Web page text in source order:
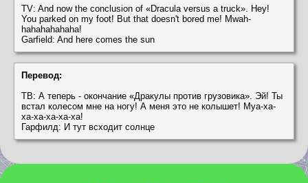
TV: And now the conclusion of «Dracula versus a truck». Hey!
You parked on my foot! But that doesn't bored me! Mwah-
hahahahahaha!
Garfield: And here comes the sun
Перевод:
ТВ: А теперь - окончание «Дракулы против грузовика». Эй! Ты
встал колесом мне на ногу! А меня это не колышет! Муа-ха-
ха-ха-ха-ха-ха!
Гарфилд: И тут всходит солнце